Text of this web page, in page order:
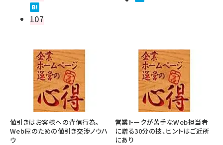
107
値引きはお客様への背信行為。
Web屋のための値引き交渉ノウハ
ウ
営業トークが苦手なWeb担当者
に贈る30分の技、ヒントはご近所
にあり